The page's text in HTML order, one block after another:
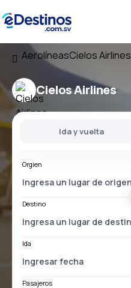
AerolíneasCielos Airlines
Cielos Airlines
Ida y vuelta
Orgien
Destino
Ida
Pasajeros